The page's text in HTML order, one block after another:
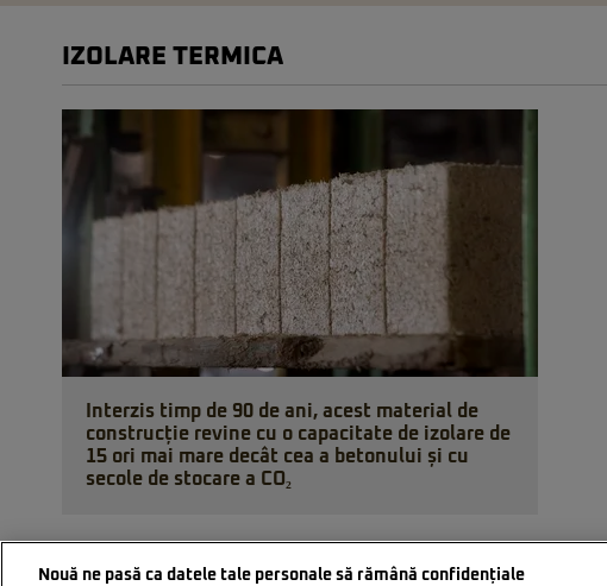
IZOLARE TERMICA
Interzis timp de 90 de ani, acest material de
construcție revine cu o capacitate de izolare de
15 ori mai mare decât cea a betonului și cu
secole de stocare a CO₂
Nouă ne pasă ca datele tale personale să rămână confidențiale